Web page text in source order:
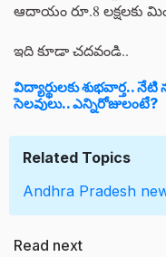
ఆదాయం రూ.8 లక్షలకు
ఇది కూడా చదవండి..
విద్యార్థులకు శుభవార్త..
సెలవులు.. ఎన్నిరోజులంటే?
Related Topics
Andhra Pradesh
Read next